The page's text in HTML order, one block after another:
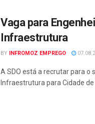
Vaga para
Infraestrutura
BY INFROMOZ EMPREGO
A SDO está a recrutar para o
Infraestrutura para Cidade de